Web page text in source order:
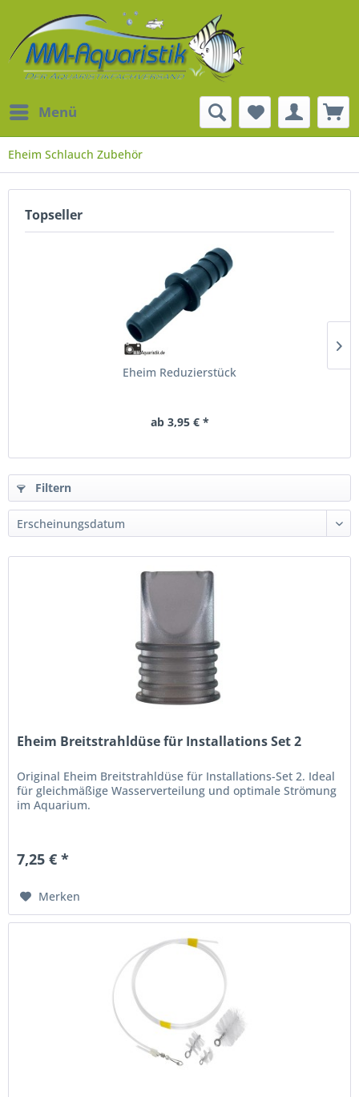
Menü
Eheim Schlauch Zubehör
Topseller
Eheim Reduzierstück
ab 3,95 € *
Filtern
Eheim Breitstrahldüse für Installations Set 2
Original Eheim Breitstrahldüse für Installations-Set 2. Ideal
für gleichmäßige Wasserverteilung und optimale Strömung
im Aquarium.
7,25 € *
Merken